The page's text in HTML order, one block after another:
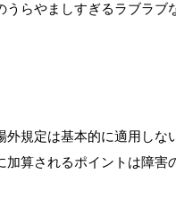
らやましすぎるラブラブ
規定は基本的に適用しな
算されるポイントは障害